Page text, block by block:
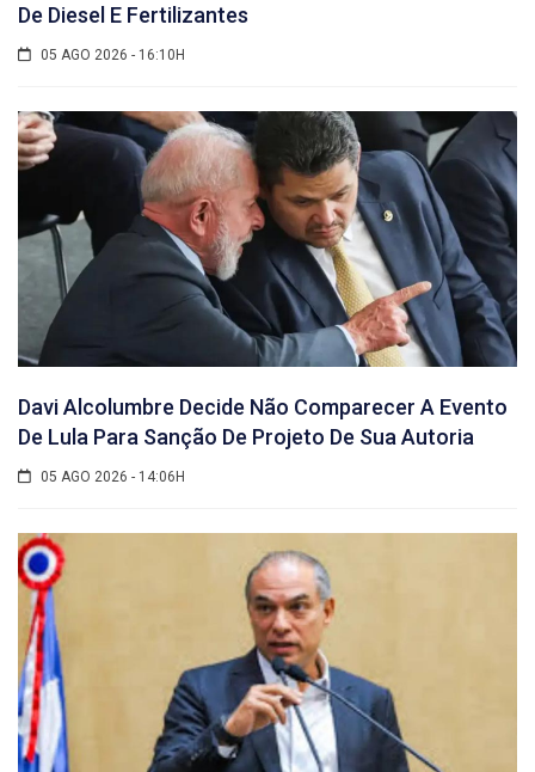
De Diesel E Fertilizantes
05 AGO 2026 - 16:10H
Davi Alcolumbre Decide Não Comparecer A Evento
De Lula Para Sanção De Projeto De Sua Autoria
05 AGO 2026 - 14:06H